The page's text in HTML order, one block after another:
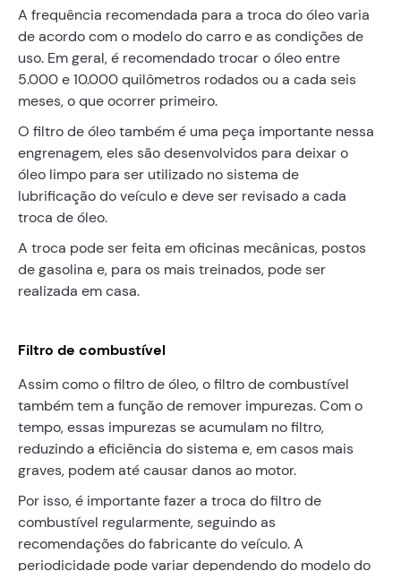
A frequência recomendada para a troca do óleo varia
de acordo com o modelo do carro e as condições de
uso. Em geral, é recomendado trocar o óleo entre
5.000 e 10.000 quilômetros rodados ou a cada seis
meses, o que ocorrer primeiro.
O filtro de óleo também é uma peça importante nessa
engrenagem, eles são desenvolvidos para deixar o
óleo limpo para ser utilizado no sistema de
lubrificação do veículo e deve ser revisado a cada
troca de óleo.
A troca pode ser feita em oficinas mecânicas, postos
de gasolina e, para os mais treinados, pode ser
realizada em casa.
Filtro de combustível
Assim como o filtro de óleo, o filtro de combustível
também tem a função de remover impurezas. Com o
tempo, essas impurezas se acumulam no filtro,
reduzindo a eficiência do sistema e, em casos mais
graves, podem até causar danos ao motor.
Por isso, é importante fazer a troca do filtro de
combustível regularmente, seguindo as
recomendações do fabricante do veículo. A
periodicidade pode variar dependendo do modelo do